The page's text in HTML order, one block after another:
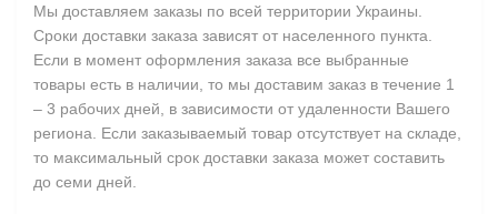
Мы доставляем заказы по всей территории Украины.
Сроки доставки заказа зависят от населенного пункта.
Если в момент оформления заказа все выбранные
товары есть в наличии, то мы доставим заказ в течение 1
– 3 рабочих дней, в зависимости от удаленности Вашего
региона. Если заказываемый товар отсутствует на складе,
то максимальный срок доставки заказа может составить
до семи дней.